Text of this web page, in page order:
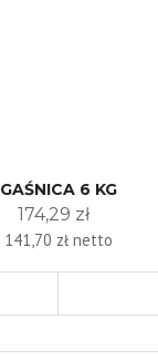
GAŚNICA 6 KG
174,29 zł
141,70 zł netto